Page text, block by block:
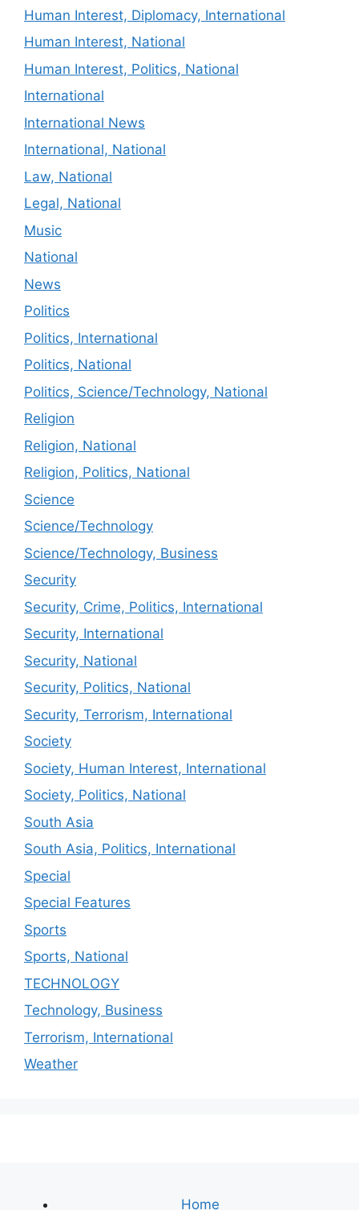
Human Interest, Diplomacy, International
Human Interest, National
Human Interest, Politics, National
International
International News
International, National
Law, National
Legal, National
Music
National
News
Politics
Politics, International
Politics, National
Politics, Science/Technology, National
Religion
Religion, National
Religion, Politics, National
Science
Science/Technology
Science/Technology, Business
Security
Security, Crime, Politics, International
Security, International
Security, National
Security, Politics, National
Security, Terrorism, International
Society
Society, Human Interest, International
Society, Politics, National
South Asia
South Asia, Politics, International
Special
Special Features
Sports
Sports, National
TECHNOLOGY
Technology, Business
Terrorism, International
Weather
Home